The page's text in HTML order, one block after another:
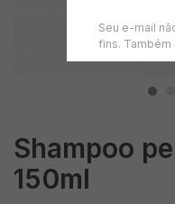
Shampoo
150ml
Seu e-mail
fins. Também